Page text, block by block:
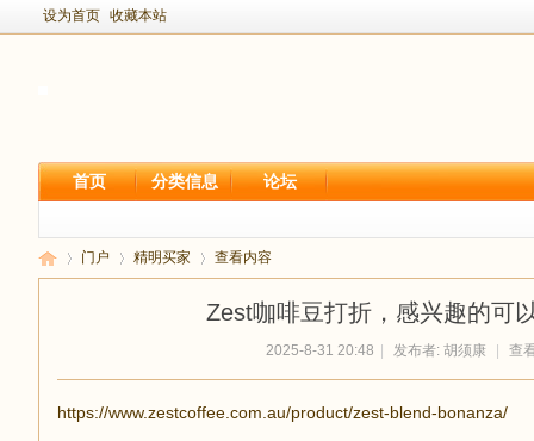
设为首页 收藏本站
首页 分类信息 论坛
门户 精明买家 查看内容
Zest咖啡豆打折，感兴趣的可
2025-8-31 20:48 发布者: 胡须康 查
https://www.zestcoffee.com.au/product/zest-blend-bonanza/